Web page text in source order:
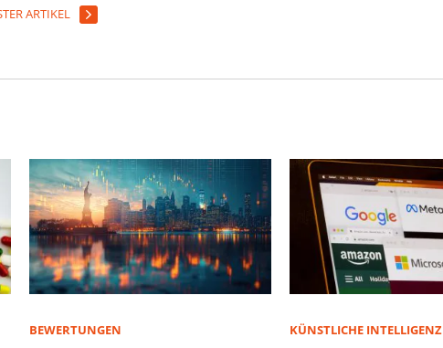
ARTIKEL
BEWERTUNGEN KÜNSTLICHE INTELLIGENZ